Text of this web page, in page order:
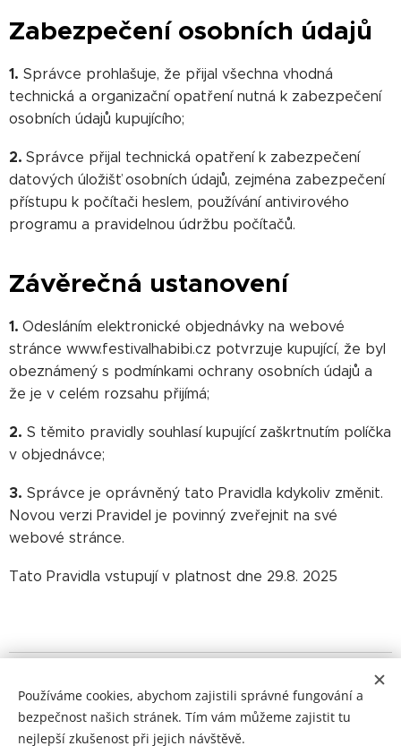
Zabezpečení osobních údajů
1. Správce prohlašuje, že přijal všechna vhodná
technická a organizační opatření nutná k zabezpečení
osobních údajů kupujícího;
2. Správce přijal technická opatření k zabezpečení
datových úložišť osobních údajů, zejména zabezpečení
přístupu k počítači heslem, používání antivirového
programu a pravidelnou údržbu počítačů.
Závěrečná ustanovení
1. Odesláním elektronické objednávky na webové
stránce www.festivalhabibi.cz potvrzuje kupující, že byl
obeznámený s podmínkami ochrany osobních údajů a
že je v celém rozsahu přijímá;
2. S těmito pravidly souhlasí kupující zaškrtnutím políčka
v objednávce;
3. Správce je oprávněný tato Pravidla kdykoliv změnit.
Novou verzi Pravidel je povinný zveřejnit na své
webové stránce.
Tato Pravidla vstupují v platnost dne 29.8. 2025
© 2025 Všechna práva na shimmy vyhrazena
Powered by Dum Tek Tek Dum Tek ♥
Používáme cookies, abychom zajistili správné fungování a
bezpečnost našich stránek. Tím vám můžeme zajistit tu
nejlepší zkušenost při jejich návštěvě.